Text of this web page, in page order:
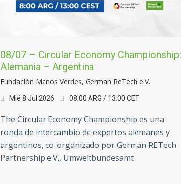
08/07 – Circular Economy Championship:
Alemania – Argentina
Fundación Manos Verdes, German ReTech e.V.
Mié 8 Jul 2026 08:00 ARG / 13:00 CET
The Circular Economy Championship es una
ronda de intercambio de expertos alemanes y
argentinos, co-organizado por German RETech
Partnership e.V., Umweltbundesamt